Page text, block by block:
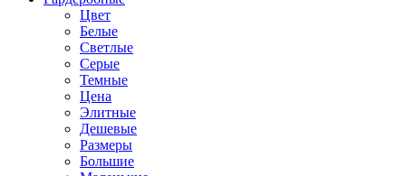
Цвет
Белые
Светлые
Серые
Темные
Цена
Элитные
Дешевые
Размеры
Большие